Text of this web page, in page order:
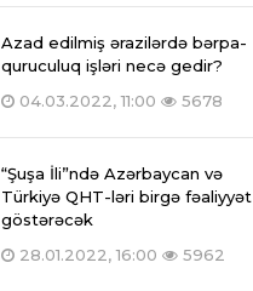
Azad edilmiş ərazilərdə bərpa-
quruculuq işləri necə gedir?
04.03.2022, 11:00
5678
“Şuşa İli”ndə Azərbaycan və
Türkiyə QHT-ləri birgə fəaliyyət
göstərəcək
28.01.2022, 16:00
5962